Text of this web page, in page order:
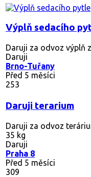
Výplň sedacího
Daruji za odvoz výplň
Daruji
Brno-Tuřany
Před 5 měsíci
253
Daruji terarium
Daruji za odvoz
35 kg
Daruji
Praha 8
Před 5 měsíci
309